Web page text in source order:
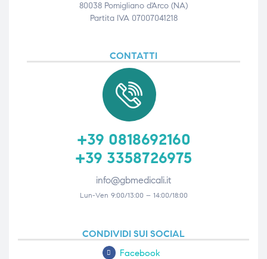
80038 Pomigliano d'Arco (NA)
Partita IVA 07007041218
CONTATTI
+39 0818692160
+39 3358726975
info@gbmedicali.it
Lun-Ven 9:00/13:00 – 14:00/18:00
CONDIVIDI SUI SOCIAL
Facebook